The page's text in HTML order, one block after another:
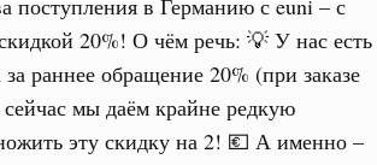
поступления в Германию с euni – с
20%! О чём речь: 💡 У нас есть
за раннее обращение 20% (при заказе
мы даём крайне редкую
эту скидку на 2! 💶 А именно –